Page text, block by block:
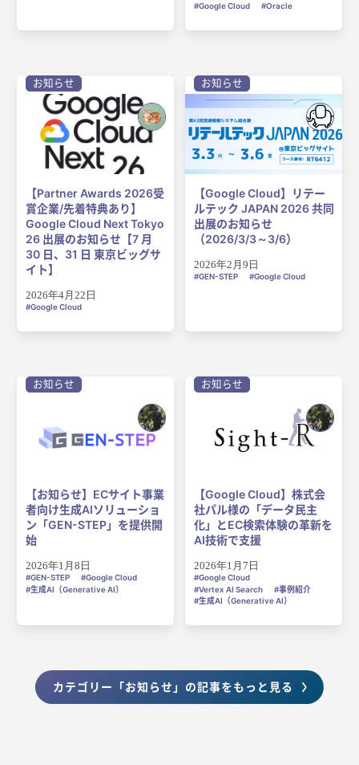
Google Cloud
Oracle
お知らせ
2026年4月22日
【Partner Awards 2026受
賞企業/先着特典あり】
Google Cloud Next Tokyo
26 出展のお知らせ【7 月
30 日、31 日 東京ビッグサ
イト】
Google Cloud
お知らせ
2026年2月9日
【Google Cloud】リテー
ルテック JAPAN 2026 共同
出展のお知らせ
（2026/3/3～3/6）
GEN-STEP Google Cloud
お知らせ
2026年1月8日
【お知らせ】ECサイト事業
者向け生成AIソリューショ
ン「GEN-STEP」を提供開
始
GEN-STEP
Google Cloud
生成AI（Generative AI）
お知らせ
2026年1月7日
【Google Cloud】株式会
社パル様の「データ民主
化」とEC検索体験の革新を
AI技術で支援
Google Cloud
Vertex AI Search
事例紹介
生成AI（Generative AI）
カテゴリー「お知らせ」の記事をもっと見る